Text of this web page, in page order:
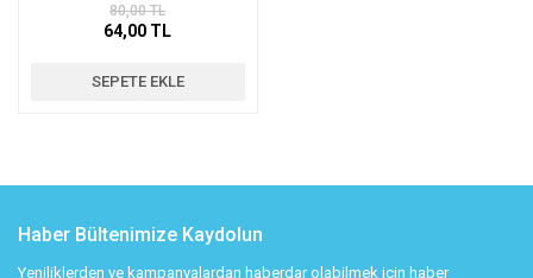
80,00 TL
64,00 TL
SEPETE EKLE
Haber Bültenimize Kaydolun
Yeniliklerden ve kampanyalardan haberdar olabilmek için haber